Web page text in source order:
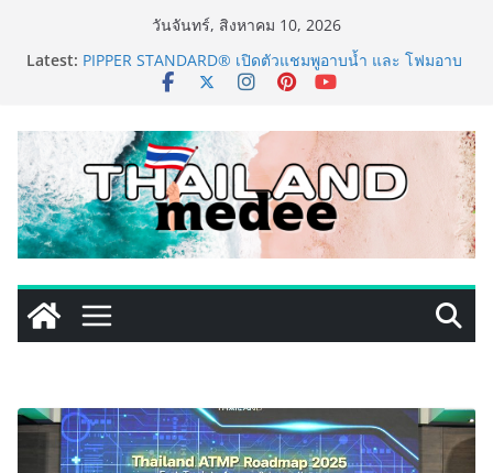
วันจันทร์, สิงหาคม 10, 2026
Latest: PIPPER STANDARD® เปิดตัวแชมพูอาบน้ำ และ โฟมอาบ
แห้งสัตว์เลี้ยง ชูนวัตกรรมพลังธรรมชาติ “Zero-Residue”
เริ่มแล้ว! อ.ต.ก.แฟร์ 4 ภาค @ภาคกลาง “มนต์เสน่ห์เกษตร
ไทย สู่ใจกลางมหานคร” ชวนชิม ช้อป สินค้าเกษตร
คุณภาพจากทั่วไทย วันนี้ – 8 สิงหาคมนี้ ณ ลานคนเมือง
ททท. ประกาศความสำเร็จ Village to the World Season
5 ผนึก 9 พันธมิตร ขับเคลื่อน ESG Tourism สืบสานพระ
ราชปณิธาน สร้างคุณค่าการท่องเที่ยวไทยอย่างยั่งยืน
เหิงลี่ แมนูแฟคเจอริ่ง เทคโนโลยี (ไทยแลนด์) เปิดโรงงาน
แห่งใหม่ในชลบุรี เดินหน้าขยายฐานการผลิตสู่เอเชียตะวัน
ออกเฉียงใต้ เสริมแกร่งยุทธศาสตร์ระดับโลก
LORDNINE จัดศึกคนดังสายเกม ไทย ปะทะ ฟิลิปปินส์ ใน
“Rise of the Tenth Lord” เปิดสงครามกิลด์ข้ามประเทศ